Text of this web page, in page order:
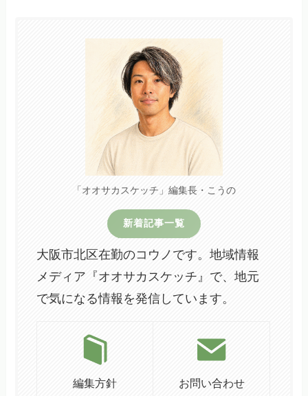
「オオサカスケッチ」編集長・こうの
新着記事一覧
大阪市北区在勤のコウノです。地域情報
メディア『オオサカスケッチ』で、地元
で気になる情報を発信しています。
編集方針 お問い合わせ